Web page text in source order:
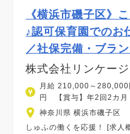
《横浜市磯子区》
♪認可保育園でのお
／社保完備・ブラ
株式会社リンケージ
月給 210,000～
円 【賞与】年2回2カ月
神奈川県 横浜市磯子区
しゅふの働くを応援！ [求人